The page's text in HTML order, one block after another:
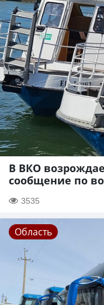
В ВКО
сообщение по
3535
Область